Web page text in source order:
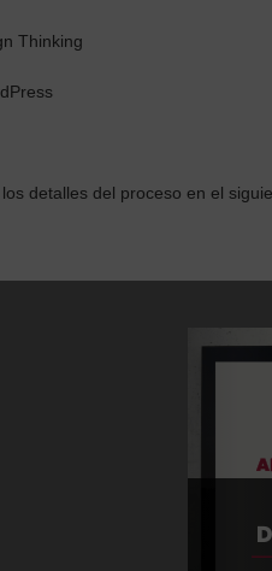
Thinking
detalles del proceso en el